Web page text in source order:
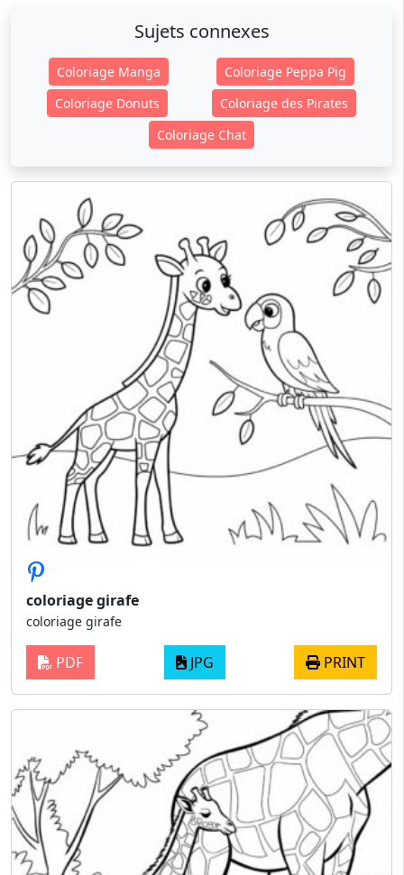
Sujets connexes
Coloriage Manga
Coloriage Peppa Pig
Coloriage Donuts
Coloriage des Pirates
Coloriage Chat
coloriage girafe
coloriage girafe
PDF JPG PRINT